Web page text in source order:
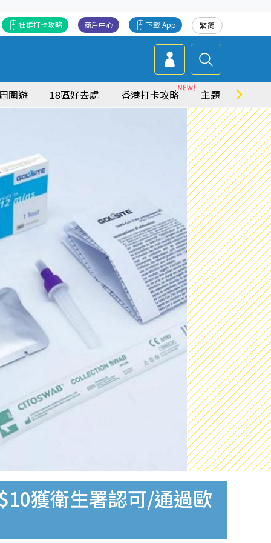
繁简
下載 App
商戶中心
社群打卡攻略
圍遊 18區好去處 香港打卡攻略 主題特集
獲衛生署認可/通過歐